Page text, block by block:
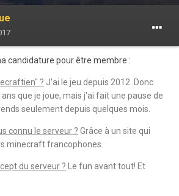
candidature pour être membre :
? J'ai le jeu depuis 2012. Donc
que je joue, mais j'ai fait une pause de
seulement depuis quelques mois.
connu le serveur ? Grâce à un site qui
minecraft francophones.
du serveur ? Le fun avant tout! Et